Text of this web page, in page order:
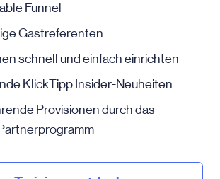
Funnel
Gastreferenten
schnell und einfach einrichten
KlickTipp Insider-Neuheiten
Provisionen durch das